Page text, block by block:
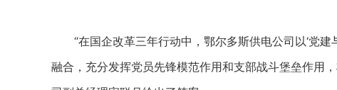
“在国企改革三年行动中，鄂尔多斯供电公司以‘党建
融合，充分发挥党员先锋模范作用和支部战斗堡垒作用